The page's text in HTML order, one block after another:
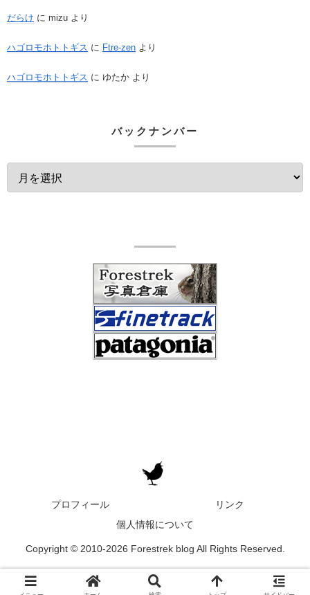
だらけ に mizu より
ハゴロモホトトギス に Ftre-zen より
ハゴロモホトトギス に ゆたか より
バックナンバー
プロフィール
リンク
個人情報について
Copyright © 2010-2026 Forestrek blog All Rights Reserved.